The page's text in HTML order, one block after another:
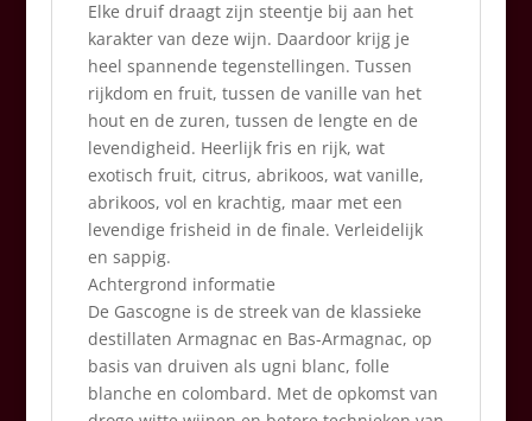
Elke druif draagt zijn steentje bij aan het
karakter van deze wijn. Daardoor krijg je
heel spannende tegenstellingen. Tussen
rijkdom en fruit, tussen de vanille van het
hout en de zuren, tussen de lengte en de
levendigheid. Heerlijk fris en rijk, wat
exotisch fruit, citrus, abrikoos, wat vanille,
abrikoos, vol en krachtig, maar met een
levendige frisheid in de finale. Verleidelijk
en sappig.
Achtergrond informatie
De Gascogne is de streek van de klassieke
destillaten Armagnac en Bas-Armagnac, op
basis van druiven als ugni blanc, folle
blanche en colombard. Met de opkomst van